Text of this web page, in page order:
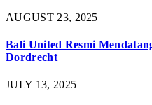
AUGUST 23, 2025
Bali United Resmi
Dordrecht
JULY 13, 2025